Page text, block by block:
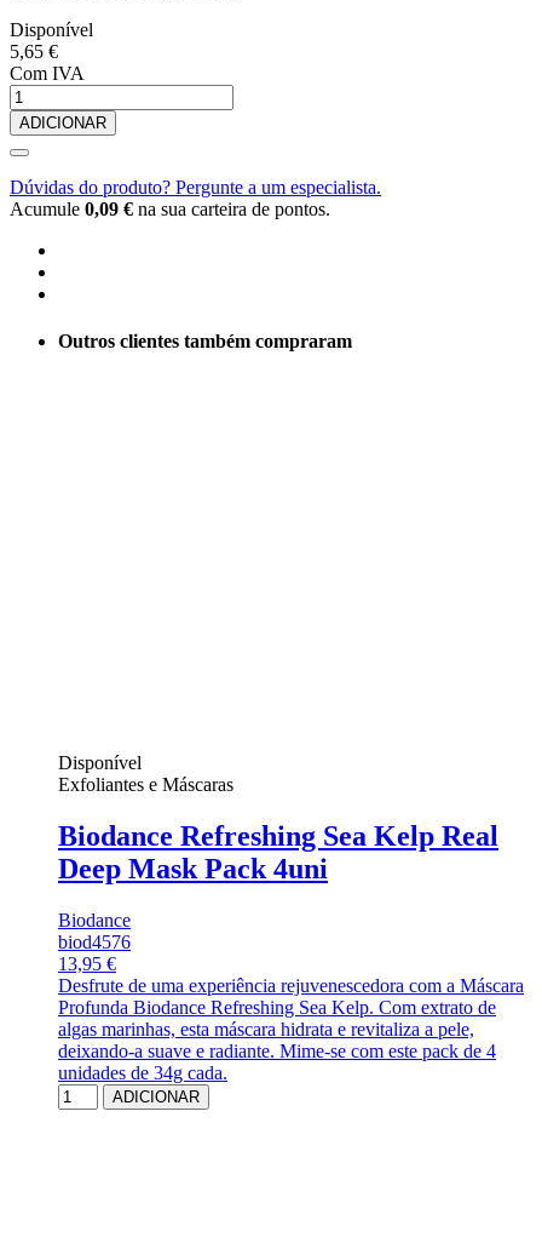
Disponível
5,65 €
Com IVA
ADICIONAR
Dúvidas do produto? Pergunte a um especialista.
Acumule 0,09 € na sua carteira de pontos.
Outros clientes também compraram
Disponível
Exfoliantes e Máscaras
Biodance Refreshing Sea Kelp Real
Deep Mask Pack 4uni
Biodance
biod4576
13,95 €
Desfrute de uma experiência rejuvenescedora com a Máscara
Profunda Biodance Refreshing Sea Kelp. Com extrato de
algas marinhas, esta máscara hidrata e revitaliza a pele,
deixando-a suave e radiante. Mime-se com este pack de 4
unidades de 34g cada.
ADICIONAR